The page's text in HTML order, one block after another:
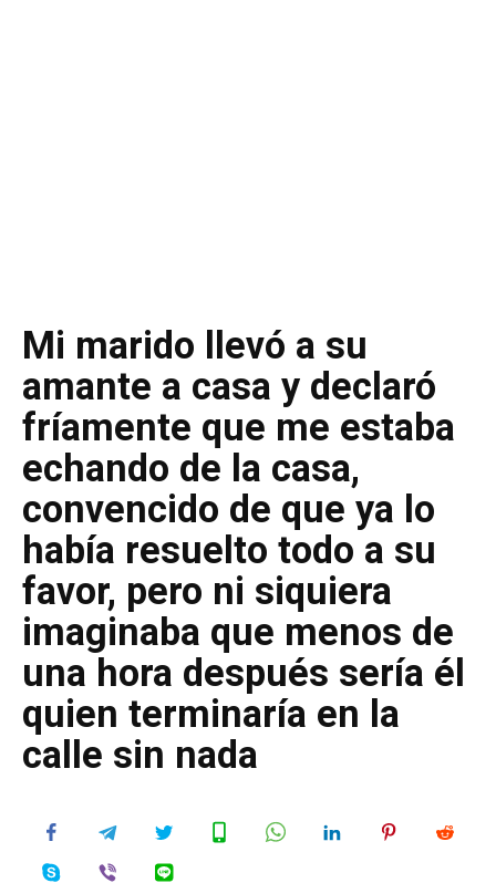
Mi marido llevó a su
amante a casa y declaró
fríamente que me estaba
echando de la casa,
convencido de que ya lo
había resuelto todo a su
favor, pero ni siquiera
imaginaba que menos de
una hora después sería él
quien terminaría en la
calle sin nada